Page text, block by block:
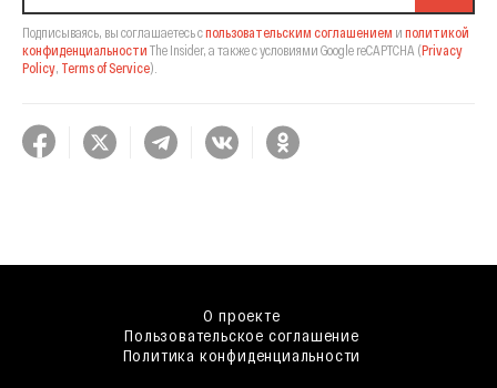
Подписываясь, вы соглашаетесь спользовательским соглашением и политикой
конфиденциальности The Insider, а также с условиями Google reCAPTCHA (Privacy
Policy, Terms of Service).
О проекте
Пользовательское соглашение
Политика конфиденциальности